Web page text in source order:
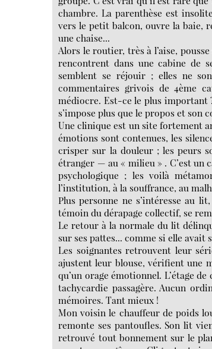
chambre. La parenthèse est
vers le petit balcon, ouvre la baie,
une chaise...
Alors le routier, très à l’aise,
rencontrent dans une cabine de
semblent se réjouir ; elles ne
commentaires grivois de 4ème
médiocre. Est-ce le plus important
s’impose plus que le propos et
Une clinique est un site fortement
émotions sont contenues, les
crisper sur la douleur ; les peurs
étranger — au « milieu » . C’est un
psychologique ; les voilà
l’institution, à la souffrance, au
Plus personne ne s’intéresse au
témoin du dérapage collectif, se
Le retour à la normale du lit
sur ses pattes... comme si elle
Les soignantes retrouvent leur
ajustent leur blouse, vérifient une
qu’un orage émotionnel. L’étage
tachycardie passagère. Aucun
mémoires. Tant mieux !
Mon voisin le chauffeur de poids
remonte ses pantoufles. Son lit
retrouvé tout bonnement sur le